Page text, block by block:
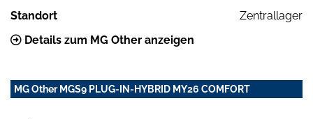
Standort
Zentrallager
Details zum MG Other anzeigen
MG Other MGS9 PLUG-IN-HYBRID MY26 COMFORT